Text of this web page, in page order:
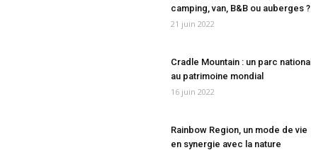
camping, van, B&B ou auberges ?
21 juin 2022
Cradle Mountain : un parc national
au patrimoine mondial
16 juin 2022
Rainbow Region, un mode de vie
en synergie avec la nature